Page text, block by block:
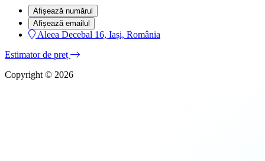
Afișează numărul
Afișează emailul
Aleea Decebal 16, Iași, România
Estimator de preț
Copyright © 2026